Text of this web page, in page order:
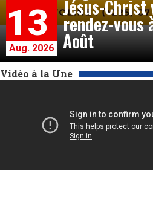
13
Aug. 2026
Jésus-Christ
rendez-vous
Août
Vidéo à la Une